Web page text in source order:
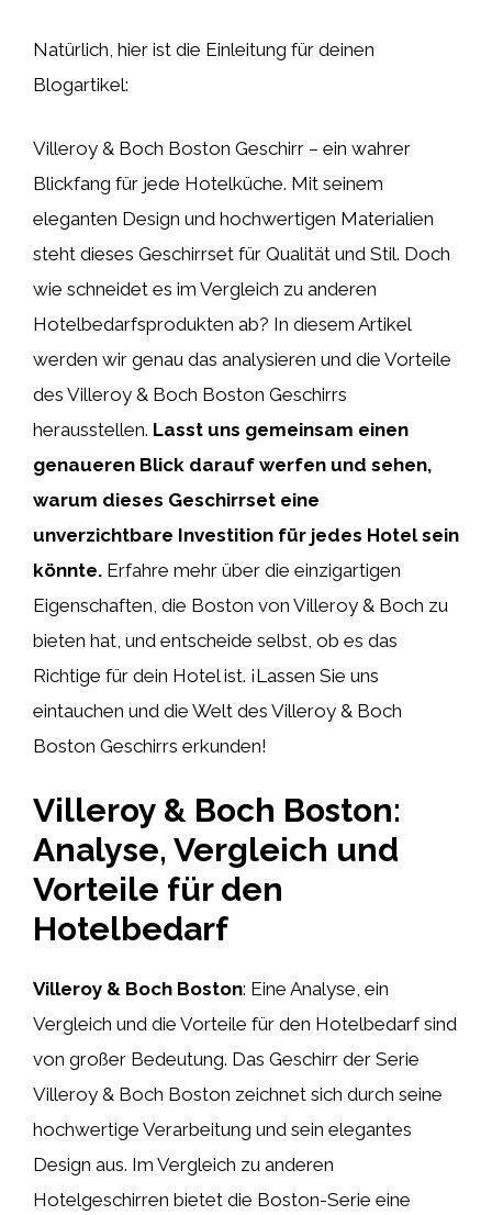
Natürlich, hier ist die Einleitung für deinen
Blogartikel:
Villeroy & Boch Boston Geschirr – ein wahrer
Blickfang für jede Hotelküche. Mit seinem
eleganten Design und hochwertigen Materialien
steht dieses Geschirrset für Qualität und Stil. Doch
wie schneidet es im Vergleich zu anderen
Hotelbedarfsprodukten ab? In diesem Artikel
werden wir genau das analysieren und die Vorteile
des Villeroy & Boch Boston Geschirrs
herausstellen. Lasst uns gemeinsam einen
genaueren Blick darauf werfen und sehen,
warum dieses Geschirrset eine
unverzichtbare Investition für jedes Hotel sein
könnte. Erfahre mehr über die einzigartigen
Eigenschaften, die Boston von Villeroy & Boch zu
bieten hat, und entscheide selbst, ob es das
Richtige für dein Hotel ist. ¡Lassen Sie uns
eintauchen und die Welt des Villeroy & Boch
Boston Geschirrs erkunden!
Villeroy & Boch Boston:
Analyse, Vergleich und
Vorteile für den
Hotelbedarf
Villeroy & Boch Boston: Eine Analyse, ein
Vergleich und die Vorteile für den Hotelbedarf sind
von großer Bedeutung. Das Geschirr der Serie
Villeroy & Boch Boston zeichnet sich durch seine
hochwertige Verarbeitung und sein elegantes
Design aus. Im Vergleich zu anderen
Hotelgeschirren bietet die Boston-Serie eine